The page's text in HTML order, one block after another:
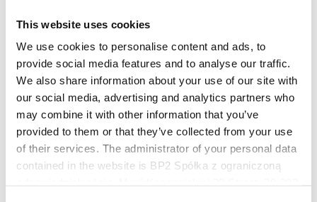
This website uses cookies
We use cookies to personalise content and ads, to
provide social media features and to analyse our traffic.
We also share information about your use of our site with
our social media, advertising and analytics partners who
may combine it with other information that you’ve
provided to them or that they’ve collected from your use
of their services. The administrator of your personal data
contained in the website is BP2 Spółka z ograniczoną